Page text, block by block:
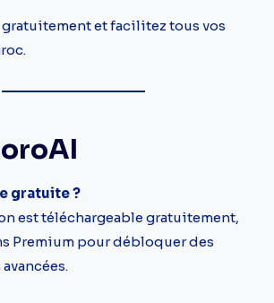
gratuitement et facilitez tous vos
gratuite ?
est téléchargeable gratuitement,
Premium pour débloquer des